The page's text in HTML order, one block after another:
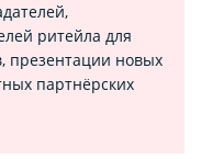
ритейла для
презентации новых
партнёрских